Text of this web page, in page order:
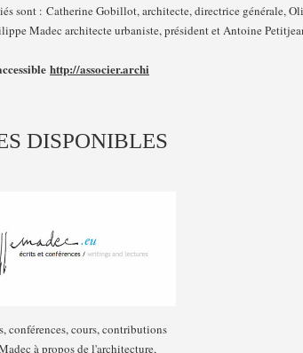
sont : Catherine Gobillot, architecte, directrice générale,
Madec architecte urbaniste, président et Antoine
http://associer.archi
DISPONIBLES
conférences, cours, contributions
à propos de l'architecture,